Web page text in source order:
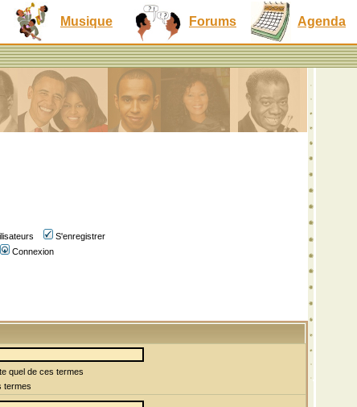
Musique Forums Agenda
S'enregistrer
Connexion
quel de ces termes
termes